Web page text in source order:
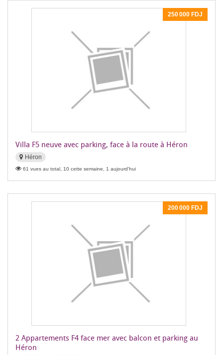
250 000 FDJ
Villa F5 neuve avec parking, face à la route à Héron
Héron
61 vues au total, 10 cette semaine, 1 aujourd'hui
200 000 FDJ
2 Appartements F4 face mer avec balcon et parking au
Héron